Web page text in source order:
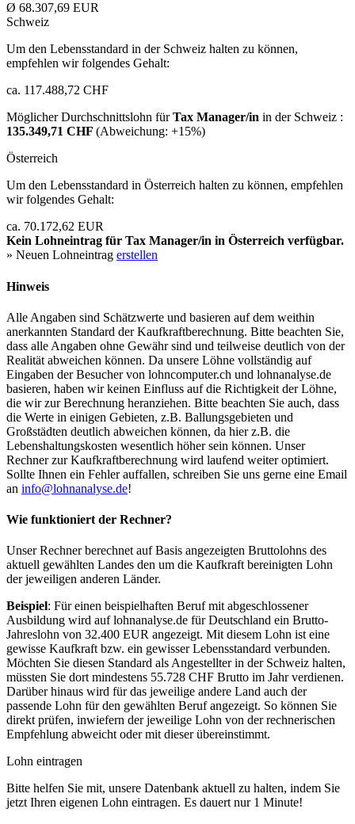
Ø 68.307,69 EUR
Schweiz
Um den Lebensstandard in der Schweiz halten zu können,
empfehlen wir folgendes Gehalt:
ca. 117.488,72 CHF
Möglicher Durchschnittslohn fürTax Manager/in in der Schweiz :
135.349,71 CHF (Abweichung: +15%)
Österreich
Um den Lebensstandard in Österreich halten zu können, empfehlen
wir folgendes Gehalt:
ca. 70.172,62 EUR
Kein Lohneintrag für Tax Manager/in in Österreich verfügbar.
» Neuen Lohneintrag erstellen
Hinweis
Alle Angaben sind Schätzwerte und basieren auf dem weithin
anerkannten Standard der Kaufkraftberechnung. Bitte beachten Sie,
dass alle Angaben ohne Gewähr sind und teilweise deutlich von der
Realität abweichen können. Da unsere Löhne vollständig auf
Eingaben der Besucher von lohncomputer.ch und lohnanalyse.de
basieren, haben wir keinen Einfluss auf die Richtigkeit der Löhne,
die wir zur Berechnung heranziehen. Bitte beachten Sie auch, dass
die Werte in einigen Gebieten, z.B. Ballungsgebieten und
Großstädten deutlich abweichen können, da hier z.B. die
Lebenshaltungskosten wesentlich höher sein können. Unser
Rechner zur Kaufkraftberechnung wird laufend weiter optimiert.
Sollte Ihnen ein Fehler auffallen, schreiben Sie uns gerne eine Email
an info@lohnanalyse.de!
Wie funktioniert der Rechner?
Unser Rechner berechnet auf Basis angezeigten Bruttolohns des
aktuell gewählten Landes den um die Kaufkraft bereinigten Lohn
der jeweiligen anderen Länder.
Beispiel: Für einen beispielhaften Beruf mit abgeschlossener
Ausbildung wird auf lohnanalyse.de für Deutschland ein Brutto-
Jahreslohn von 32.400 EUR angezeigt. Mit diesem Lohn ist eine
gewisse Kaufkraft bzw. ein gewisser Lebensstandard verbunden.
Möchten Sie diesen Standard als Angestellter in der Schweiz halten,
müssten Sie dort mindestens 55.728 CHF Brutto im Jahr verdienen.
Darüber hinaus wird für das jeweilige andere Land auch der
passende Lohn für den gewählten Beruf angezeigt. So können Sie
direkt prüfen, inwiefern der jeweilige Lohn von der rechnerischen
Empfehlung abweicht oder mit dieser übereinstimmt.
Lohn eintragen
Bitte helfen Sie mit, unsere Datenbank aktuell zu halten, indem Sie
jetzt Ihren eigenen Lohn eintragen. Es dauert nur 1 Minute!